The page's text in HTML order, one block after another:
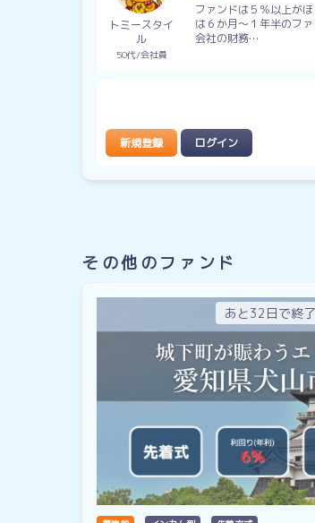
トミースタイ
ル
50代 会社員
ファンドは５％以上が
は６か月～１年半のフ
会社の財務…
新規登録 ログイン
その他のファンド
あと32日で終了